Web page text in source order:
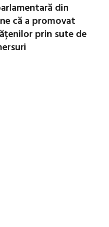
din
că a promovat
prin sute de